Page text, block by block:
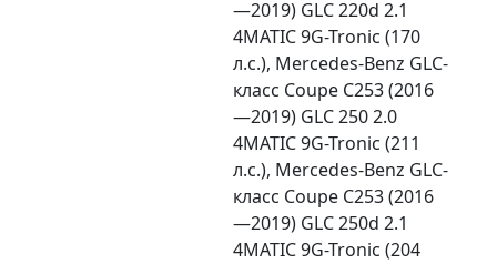
—2019) GLC 220d 2.1
4MATIC 9G-Tronic (170
л.с.), Mercedes-Benz GLC-
класс Coupe C253 (2016
—2019) GLC 250 2.0
4MATIC 9G-Tronic (211
л.с.), Mercedes-Benz GLC-
класс Coupe C253 (2016
—2019) GLC 250d 2.1
4MATIC 9G-Tronic (204